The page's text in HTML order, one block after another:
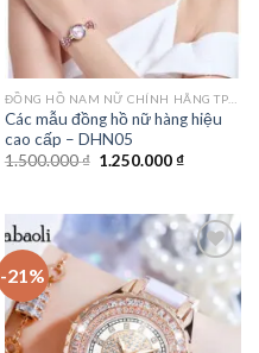
Các mẫu đồng hồ nữ hàng hiệu
cao cấp – DHN05
1.500.000₫ Giá
1.250.000₫Giá
1.250.000
-21%
Add to
wishlist